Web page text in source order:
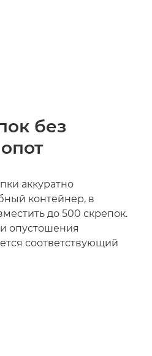
без
аккуратно
контейнер, в
до 500 скрепок.
опустошения
соответствующий